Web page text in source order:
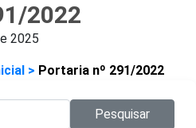
2022
2025
> Portaria nº 291/2022
Pesquisar